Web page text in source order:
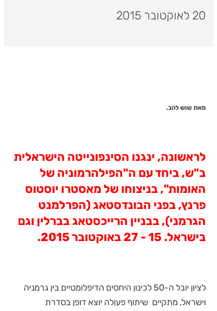
20 לאוקטובר 2015
מאת שוש להב.
לראשונה, ינגנו הסינפונייטה הישראלית
ב"ש, ביחד עם ה"הפילהרמוניה של
האומות", בניצוחו של מאסטרו יוסטוס
פרנץ, בפני הבונדסטאג (הפרלמנט
הגרמני), בבניין הרייכסטאג בברלין וגם
בישראל. 15 - 27 באוקטובר 2015.
לציון יובל ה-50 לכינון היחסים הדיפלומטיים בין גרמניה
וישראל, מתקיים שיתוף פעולה יוצא דופן בסדרת